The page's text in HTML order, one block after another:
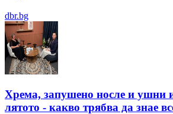
dbr.bg
Хрема, запушено носле и ушни
лятотo - какво трябва да знае